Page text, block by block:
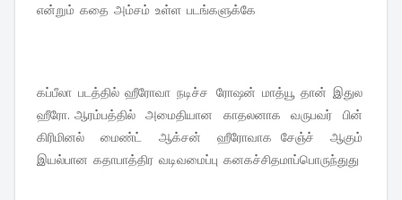
என்றும் கதை அம்சம் உள்ள படங்களுக்கே
கப்பீலா படத்தில் ஹீரோவா நடிச்ச ரோஷன் மாத்யூ தான் இதுல
ஹீரோ. ஆரம்பத்தில் அமைதியான காதலனாக வருபவர் பின்
கிரிமினல் மைண்ட் ஆக்சன் ஹீரோவாக சேஞ்ச் ஆகும்
இயல்பான கதாபாத்திர வடிவமைப்பு கனகச்சிதமாப்பொருந்துது